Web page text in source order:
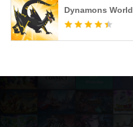
Dynamons World